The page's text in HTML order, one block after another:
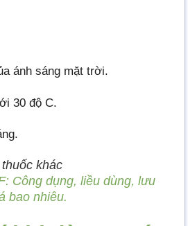
ánh sáng mặt trời.
30 độ C.
khác
Công dụng, liều dùng, lưu
bao nhiêu.